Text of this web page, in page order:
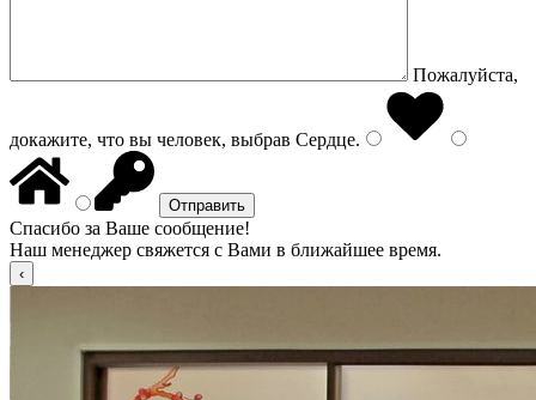
Пожалуйста,
докажите, что вы человек, выбрав Сердце.
Спасибо за Ваше сообщение!
Наш менеджер свяжется с Вами в ближайшее время.